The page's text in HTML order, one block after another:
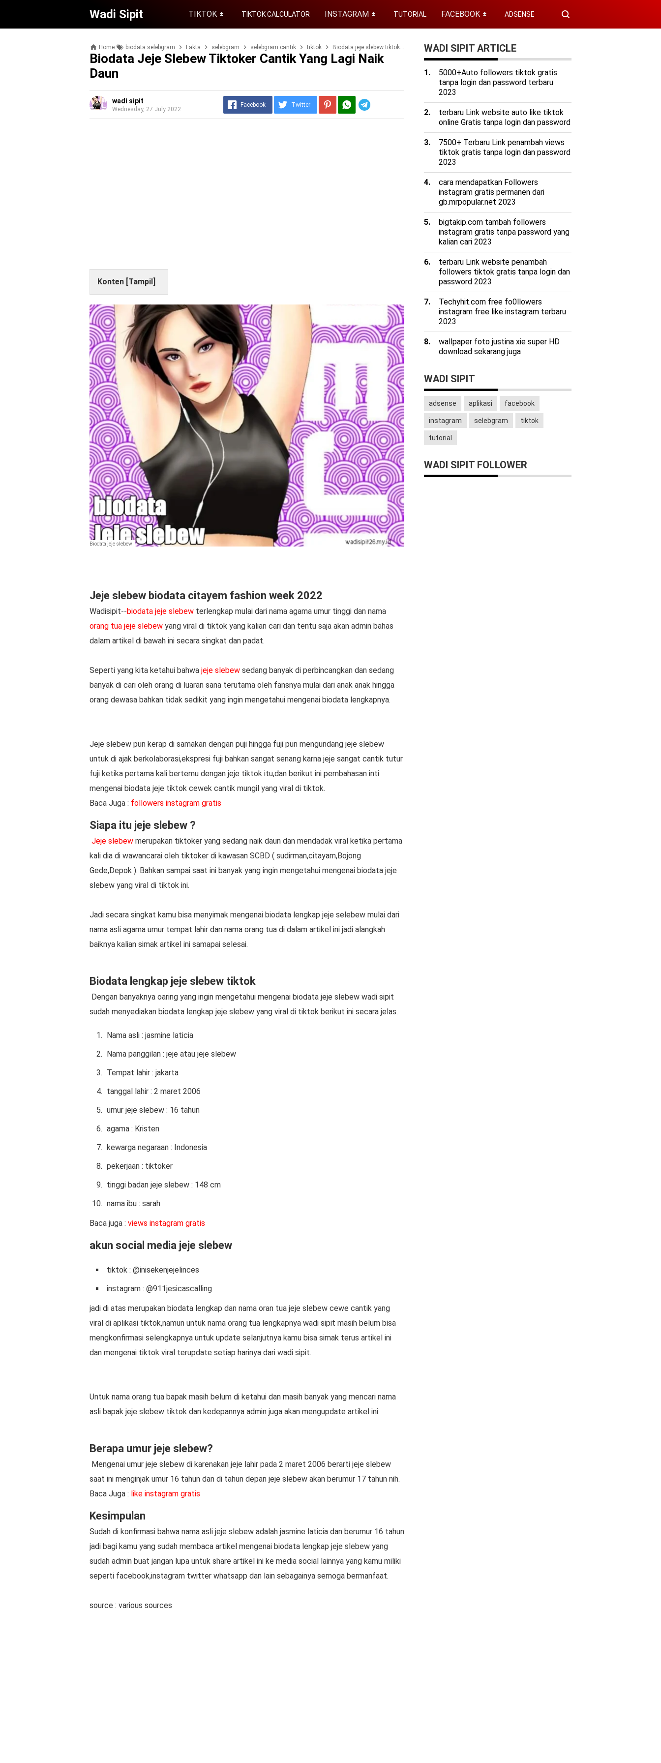
Wadi Sipit TIKTOK ⏬ TIKTOK CALCULATOR INSTAGRAM ⏬ TUTORIAL FACEBOOK ⏬ ADSENSE
Home biodata selebgram Fakta selebgram selebgram cantik tiktok Biodata jeje slebew tiktoker cantik yang lagi naik daun
Biodata Jeje Slebew Tiktoker Cantik Yang Lagi Naik
Daun
wadi sipit
Wednesday, 27 July 2022
Facebook Twitter
Konten [Tampil]
Biodata jeje slebew
Jeje slebew biodata citayem fashion week 2022
Wadisipit--biodata jeje slebew terlengkap mulai dari nama agama umur tinggi dan nama
orang tua jeje slebew yang viral di tiktok yang kalian cari dan tentu saja akan admin bahas
dalam artikel di bawah ini secara singkat dan padat.
Seperti yang kita ketahui bahwa jeje slebew sedang banyak di perbincangkan dan sedang
banyak di cari oleh orang di luaran sana terutama oleh fansnya mulai dari anak anak hingga
orang dewasa bahkan tidak sedikit yang ingin mengetahui mengenai biodata lengkapnya.
Jeje slebew pun kerap di samakan dengan puji hingga fuji pun mengundang jeje slebew
untuk di ajak berkolaborasi,ekspresi fuji bahkan sangat senang karna jeje sangat cantik tutur
fuji ketika pertama kali bertemu dengan jeje tiktok itu,dan berikut ini pembahasan inti
mengenai biodata jeje tiktok cewek cantik mungil yang viral di tiktok.
Baca Juga : followers instagram gratis
Siapa itu jeje slebew ?
Jeje slebew merupakan tiktoker yang sedang naik daun dan mendadak viral ketika pertama
kali dia di wawancarai oleh tiktoker di kawasan SCBD ( sudirman,citayam,Bojong
Gede,Depok ). Bahkan sampai saat ini banyak yang ingin mengetahui mengenai biodata jeje
slebew yang viral di tiktok ini.
Jadi secara singkat kamu bisa menyimak mengenai biodata lengkap jeje selebew mulai dari
nama asli agama umur tempat lahir dan nama orang tua di dalam artikel ini jadi alangkah
baiknya kalian simak artikel ini samapai selesai.
Biodata lengkap jeje slebew tiktok
Dengan banyaknya oaring yang ingin mengetahui mengenai biodata jeje slebew wadi sipit
sudah menyediakan biodata lengkap jeje slebew yang viral di tiktok berikut ini secara jelas.
Nama asli : jasmine laticia
Nama panggilan : jeje atau jeje slebew
Tempat lahir : jakarta
tanggal lahir : 2 maret 2006
umur jeje slebew : 16 tahun
agama : Kristen
kewarga negaraan : Indonesia
pekerjaan : tiktoker
tinggi badan jeje slebew : 148 cm
nama ibu : sarah
Baca juga : views instagram gratis
akun social media jeje slebew
tiktok : @inisekenjejelinces
instagram : @911jesicascalling
jadi di atas merupakan biodata lengkap dan nama oran tua jeje slebew cewe cantik yang
viral di aplikasi tiktok,namun untuk nama orang tua lengkapnya wadi sipit masih belum bisa
mengkonfirmasi selengkapnya untuk update selanjutnya kamu bisa simak terus artikel ini
dan mengenai tiktok viral terupdate setiap harinya dari wadi sipit.
Untuk nama orang tua bapak masih belum di ketahui dan masih banyak yang mencari nama
asli bapak jeje slebew tiktok dan kedepannya admin juga akan mengupdate artikel ini.
Berapa umur jeje slebew?
Mengenai umur jeje slebew di karenakan jeje lahir pada 2 maret 2006 berarti jeje slebew
saat ini menginjak umur 16 tahun dan di tahun depan jeje slebew akan berumur 17 tahun nih.
Baca Juga : like instagram gratis
Kesimpulan
Sudah di konfirmasi bahwa nama asli jeje slebew adalah jasmine laticia dan berumur 16 tahun
jadi bagi kamu yang sudah membaca artikel mengenai biodata lengkap jeje slebew yang
sudah admin buat jangan lupa untuk share artikel ini ke media social lainnya yang kamu miliki
seperti facebook,instagram twitter whatsapp dan lain sebagainya semoga bermanfaat.
source : various sources
WADI SIPIT ARTICLE
5000+Auto followers tiktok gratis
tanpa login dan password terbaru
2023
terbaru Link website auto like tiktok
online Gratis tanpa login dan password
7500+ Terbaru Link penambah views
tiktok gratis tanpa login dan password
2023
cara mendapatkan Followers
instagram gratis permanen dari
gb.mrpopular.net 2023
bigtakip.com tambah followers
instagram gratis tanpa password yang
kalian cari 2023
terbaru Link website penambah
followers tiktok gratis tanpa login dan
password 2023
Techyhit.com free fo0llowers
instagram free like instagram terbaru
2023
wallpaper foto justina xie super HD
download sekarang juga
WADI SIPIT
adsense aplikasi facebook
instagram selebgram tiktok
tutorial
WADI SIPIT FOLLOWER